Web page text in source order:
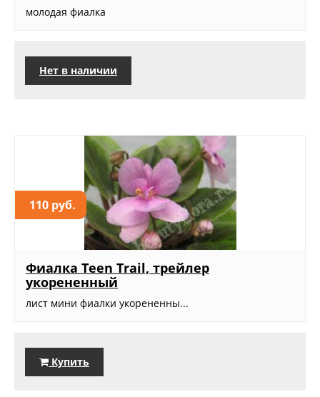
молодая фиалка
Нет в наличии
110 руб.
Фиалка Teen Trail, трейлер
укорененный
лист мини фиалки укорененны...
Купить